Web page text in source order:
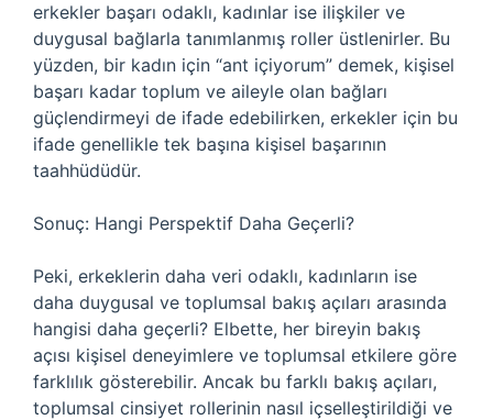
erkekler başarı odaklı, kadınlar ise ilişkiler ve
duygusal bağlarla tanımlanmış roller üstlenirler. Bu
yüzden, bir kadın için “ant içiyorum” demek, kişisel
başarı kadar toplum ve aileyle olan bağları
güçlendirmeyi de ifade edebilirken, erkekler için bu
ifade genellikle tek başına kişisel başarının
taahhüdüdür.
Sonuç: Hangi Perspektif Daha Geçerli?
Peki, erkeklerin daha veri odaklı, kadınların ise
daha duygusal ve toplumsal bakış açıları arasında
hangisi daha geçerli? Elbette, her bireyin bakış
açısı kişisel deneyimlere ve toplumsal etkilere göre
farklılık gösterebilir. Ancak bu farklı bakış açıları,
toplumsal cinsiyet rollerinin nasıl içselleştirildiği ve